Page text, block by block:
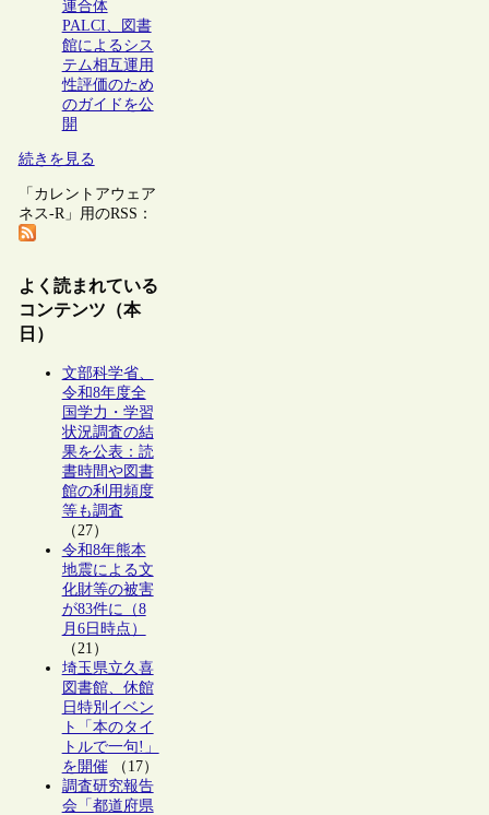
連合体
PALCI、図書
館によるシス
テム相互運用
性評価のため
のガイドを公
開
続きを見る
「カレントアウェア
ネス-R」用のRSS：
よく読まれている
コンテンツ（本
日）
文部科学省、
令和8年度全
国学力・学習
状況調査の結
果を公表：読
書時間や図書
館の利用頻度
等も調査
（27）
令和8年熊本
地震による文
化財等の被害
が83件に（8
月6日時点）
（21）
埼玉県立久喜
図書館、休館
日特別イベン
ト「本のタイ
トルで一句!」
を開催（17）
調査研究報告
会「都道府県